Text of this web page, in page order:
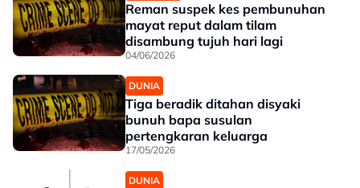
Reman suspek kes pembunuhan
mayat reput dalam tilam
disambung tujuh hari lagi
04/06/2026
DUNIA
Tiga beradik ditahan disyaki
bunuh bapa susulan
pertengkaran keluarga
17/05/2026
DUNIA